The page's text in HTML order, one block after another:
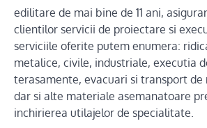
edilitare de mai bine de 11 ani,
clientilor servicii de proiectare si
serviciile oferite putem enumera:
metalice, civile, industriale, executia
terasamente, evacuari si transport de
dar si alte materiale asemanatoare
inchirierea utilajelor de specialitate.